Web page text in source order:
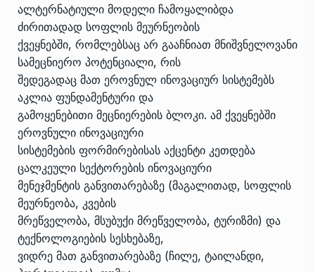
ალტერნატიული მოდელი ჩამოყალიბდა
ძირითადად სოფლის მეურნეობის
ქვეყნებში, რომლებსაც არ გააჩნიათ მნიშვნელოვანი
სამეცნიერო პოტენციალი, რის
შედეგადაც მათ ეროვნულ ინოვაციურ სისტემებს
აკლია ფუნდამენტური და
გამოყენებითი მეცნიერების ბლოკი. ამ ქვეყნებში
ეროვნული ინოვაციური
სისტემების ფორმირებისას აქცენტი კეთდება
ცალკეული სექტორების ინოვაციური
მენეჯმენტის განვითარებაზე (მაგალითად, სოფლის
მეურნეობა, კვების
მრეწველობა, მსუბუქი მრეწველობა, ტურიზმი) და
ტექნოლოგიების სესხებაზე,
ვიდრე მათ განვითარებაზე (ჩილე, ტაილანდი,